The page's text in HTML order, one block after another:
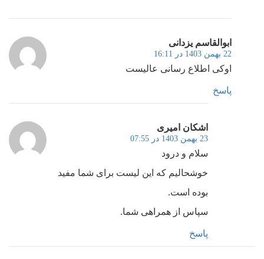
ابوالقاسم یزدانی
22 بهمن 1403 در 16:11
اوکی اطلاع رسانی عالیست
پاسخ
اشکان امیری
23 بهمن 1403 در 07:55
سلام و درود
خوشحالیم که این لیست برای شما مفید
بوده است.
سپاس از همراهی شما.
پاسخ